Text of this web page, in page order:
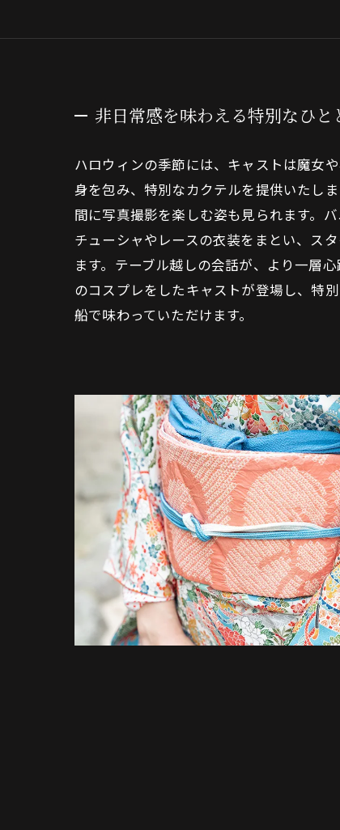
非日常感を味わえる特別なひと
ハロウィンの季節には、キャストは魔女
身を包み、特別なカクテルを提供いたし
間に写真撮影を楽しむ姿も見られます。
チューシャやレースの衣装をまとい、ス
ます。テーブル越しの会話が、より一層
のコスプレをしたキャストが登場し、特
船で味わっていただけます。